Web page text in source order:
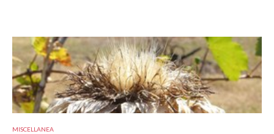
MISCELLANEA